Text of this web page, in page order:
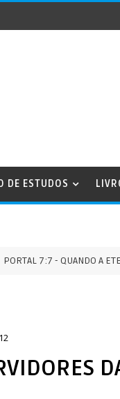
DE ESTUDOS
7:7 - QUANDO A